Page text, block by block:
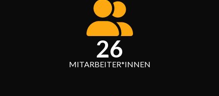
26
MITARBEITER*INNEN